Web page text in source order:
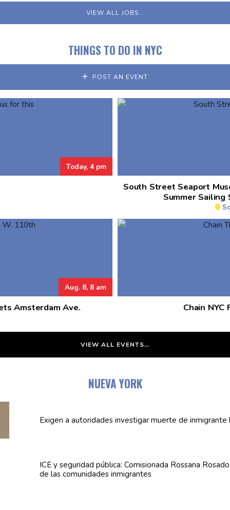
VIEW ALL JOBS…
THINGS TO DO IN NYC
POST AN EVENT
Today, 4 pm
South Street Seaport
Summer Sailing
Aug. 8, 8 am
Amsterdam Ave. Chain NYC
VIEW ALL EVENTS…
NUEVA YORK
Exigen a autoridadesinvestigar muerte de inmigrante
ICE y seguridad pública: Comisionada Rossana
de las comunidades inmigrantes